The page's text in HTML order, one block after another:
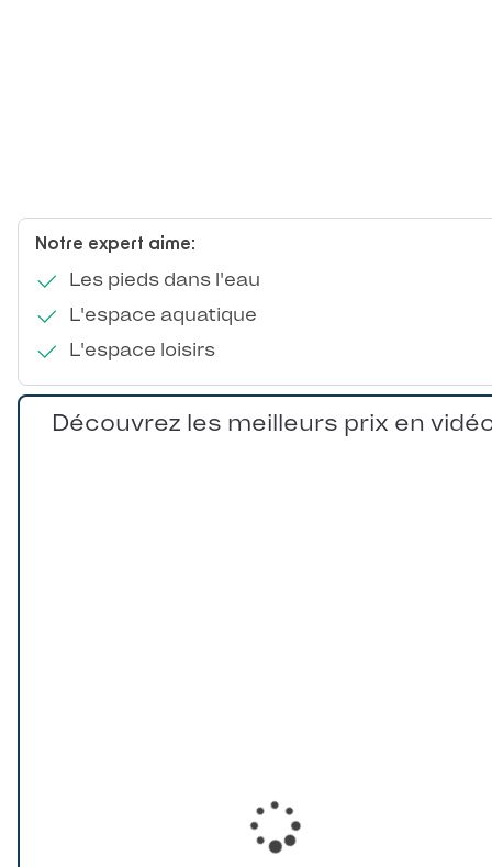
Notre expert aime:
Les pieds dans l'eau
L'espace aquatique
L'espace loisirs
Découvrez les meilleurs prix en